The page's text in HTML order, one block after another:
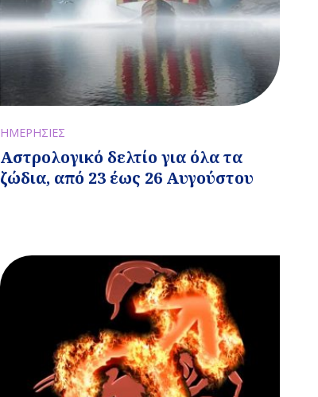
ΗΜΕΡΗΣΙΕΣ
Αστρολογικό δελτίο για όλα τα
ζώδια, από 23 έως 26 Αυγούστου